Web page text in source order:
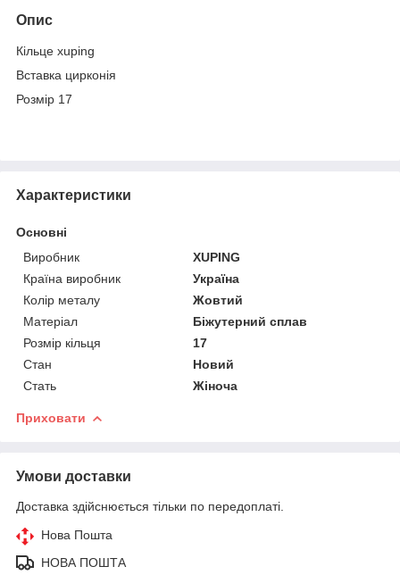
Опис
Кільце xuping
Вставка цирконія
Розмір 17
Характеристики
Основні
Виробник
XUPING
Країна виробник
Україна
Колір металу
Жовтий
Матеріал
Біжутерний сплав
Розмір кільця
17
Стан
Новий
Стать
Жіноча
Приховати
Умови доставки
Доставка здійснюється тільки по передоплаті.
Нова Пошта
НОВА ПОШТА